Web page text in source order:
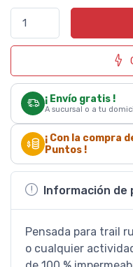
¡ Envío gratis !
A sucursal o a tu
¡ Con la compra
Puntos !
Información de
Pensada para trail
o cualquier